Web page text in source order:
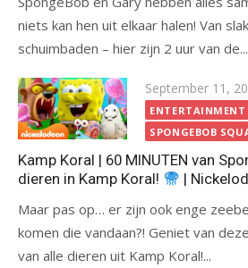
niets kan hen uit elkaar halen! Van
schuimbaden – hier zijn 2 uur van de...
Posted
on
September 11,
ENTERTAINMENT
SPONGEBOB
Kamp Koral | 60 MINUTEN van
dieren in Kamp Koral!
|
Maar pas op… er zijn ook enge
komen die vandaan?! Geniet van
van alle dieren uit Kamp Koral!...